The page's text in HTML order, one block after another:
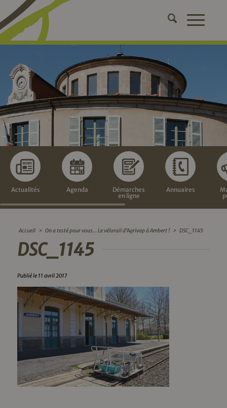
Actualités Agenda
Démarches
en ligne
Annuaires
Accueil > On a testé pour vous… Le vélorail d’Agrivap à Ambert ! > DSC_1145
DSC_1145
Publié le 11 avril 2017